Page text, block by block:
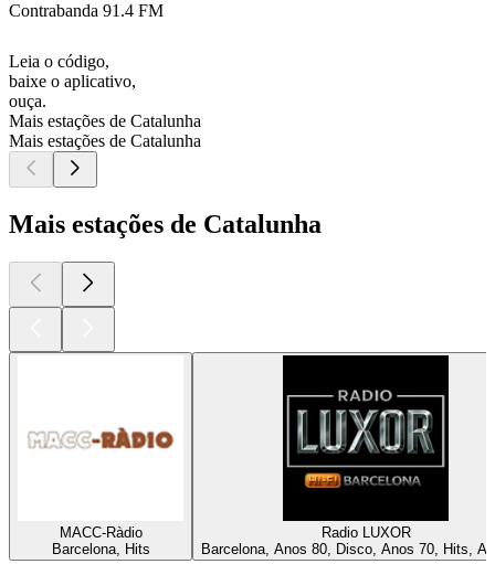
Contrabanda 91.4 FM
Leia o código,
baixe o aplicativo,
ouça.
Mais estações de Catalunha
Mais estações de Catalunha
Mais estações de Catalunha
MACC-Ràdio
Barcelona, Hits
Radio LUXOR
Barcelona, Anos 80, Disco, Anos 70, Hits,